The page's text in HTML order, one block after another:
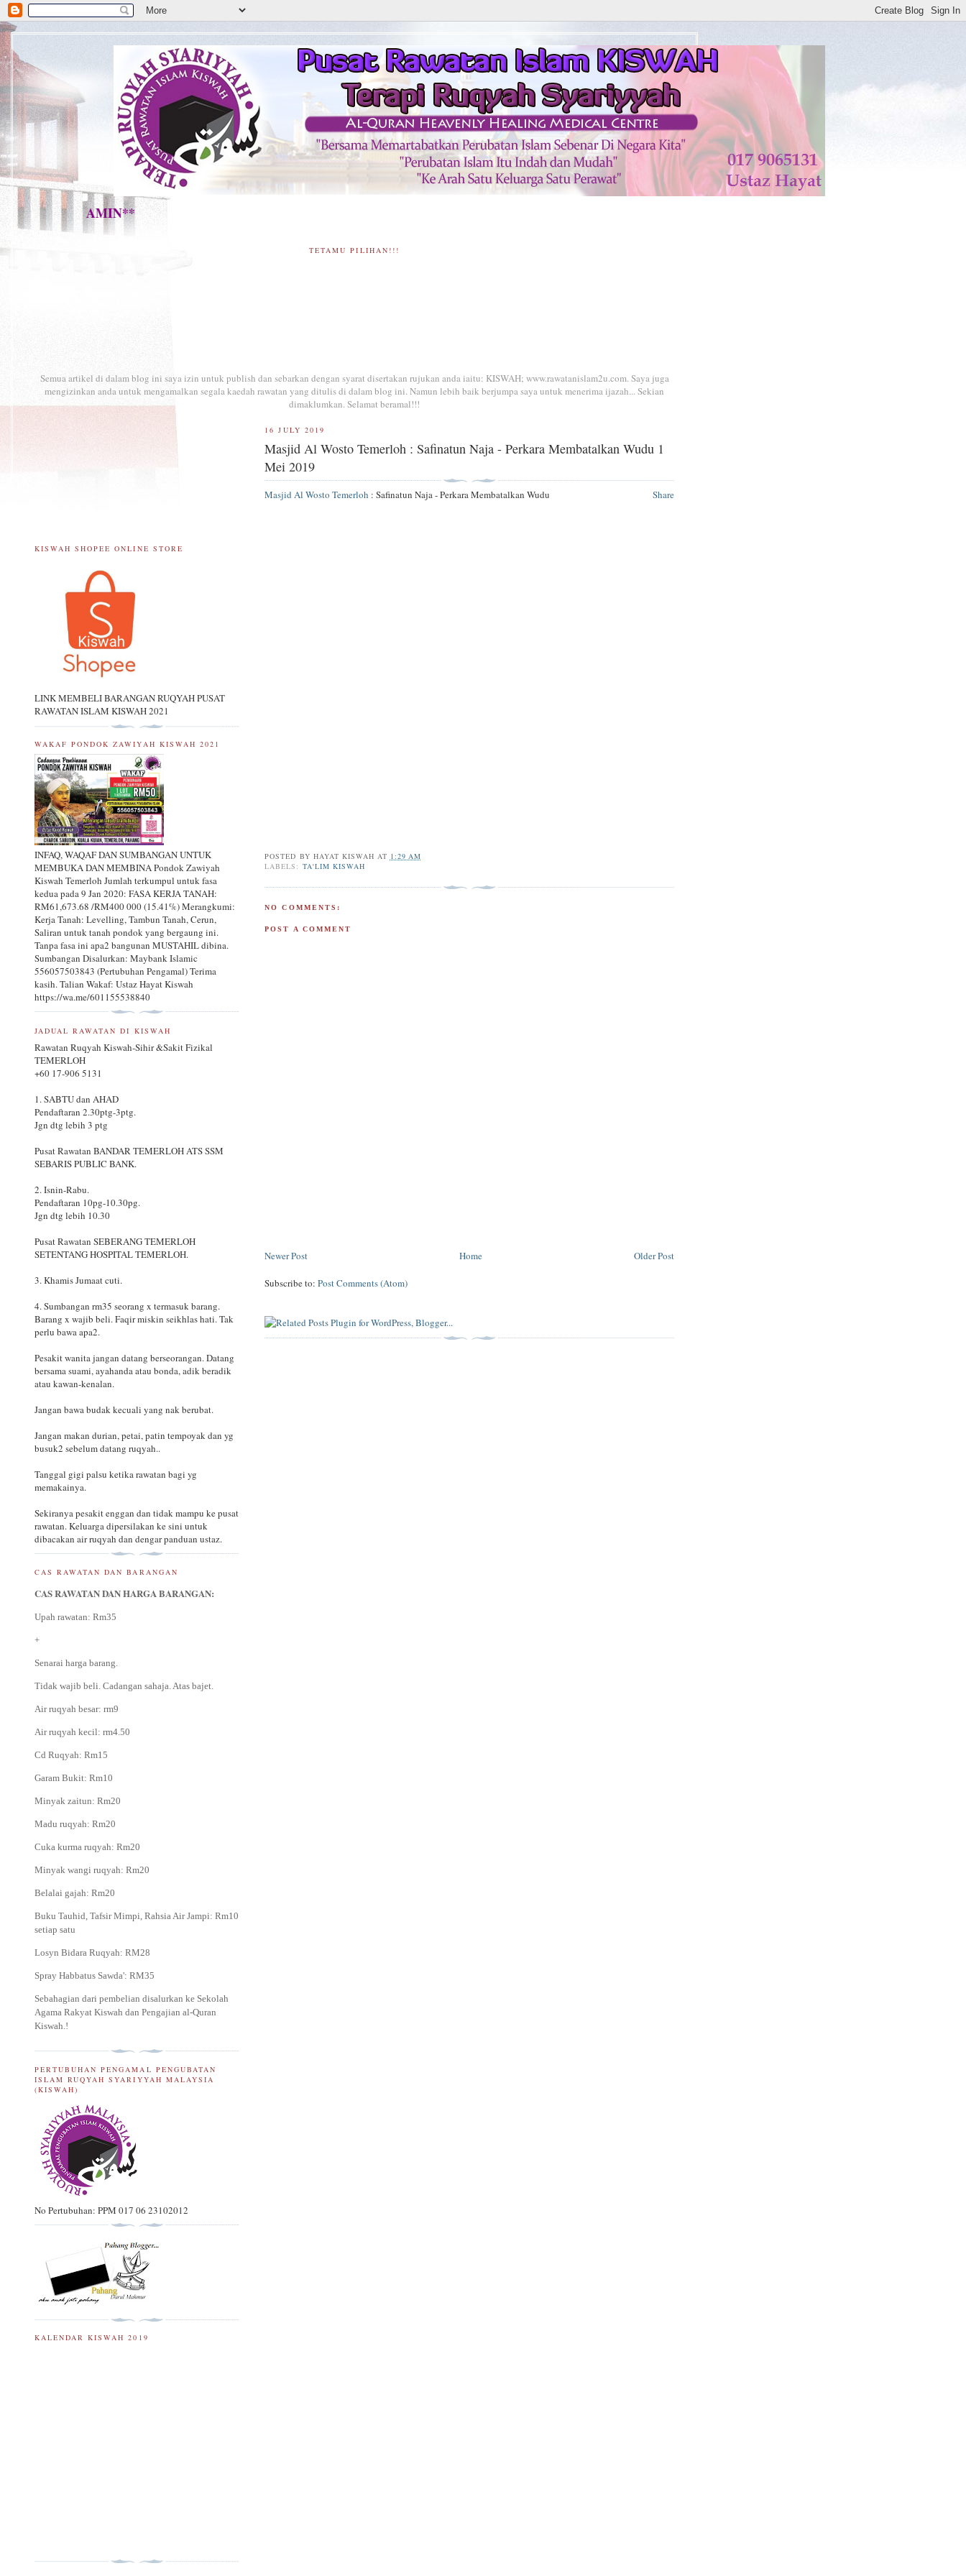
AMIN**
TETAMU PILIHAN!!!
Semua artikel di dalam blog ini saya izin untuk publish dan sebarkan dengan syarat disertakan rujukan anda iaitu: KISWAH; www.rawatanislam2u.com. Saya juga
mengizinkan anda untuk mengamalkan segala kaedah rawatan yang ditulis di dalam blog ini. Namun lebih baik berjumpa saya untuk menerima ijazah... Sekian
dimaklumkan. Selamat beramal!!!
16 JULY 2019
Masjid Al Wosto Temerloh : Safinatun Naja - Perkara Membatalkan Wudu 1
Mei 2019
Share
Masjid Al Wosto Temerloh : Safinatun Naja - Perkara Membatalkan Wudu
POSTED BY HAYAT KISWAH AT 1:29 AM
LABELS: TA'LIM KISWAH
NO COMMENTS:
POST A COMMENT
Newer Post Older Post
Home
Subscribe to:Post Comments (Atom)
KISWAH SHOPEE ONLINE STORE
LINK MEMBELI BARANGAN RUQYAH PUSAT
RAWATAN ISLAM KISWAH 2021
WAKAF PONDOK ZAWIYAH KISWAH 2021
INFAQ, WAQAF DAN SUMBANGAN UNTUK
MEMBUKA DAN MEMBINA Pondok Zawiyah
Kiswah Temerloh Jumlah terkumpul untuk fasa
kedua pada 9 Jan 2020: FASA KERJA TANAH:
RM61,673.68 /RM400 000 (15.41%) Merangkumi:
Kerja Tanah: Levelling, Tambun Tanah, Cerun,
Saliran untuk tanah pondok yang bergaung ini.
Tanpa fasa ini apa2 bangunan MUSTAHIL dibina.
Sumbangan Disalurkan: Maybank Islamic
556057503843 (Pertubuhan Pengamal) Terima
kasih. Talian Wakaf: Ustaz Hayat Kiswah
https://wa.me/601155538840
JADUAL RAWATAN DI KISWAH
Rawatan Ruqyah Kiswah-Sihir &Sakit Fizikal
TEMERLOH
+60 17-906 5131
1. SABTU dan AHAD
Pendaftaran 2.30ptg-3ptg.
Jgn dtg lebih 3 ptg
Pusat Rawatan BANDAR TEMERLOH ATS SSM
SEBARIS PUBLIC BANK.
2. Isnin-Rabu.
Pendaftaran 10pg-10.30pg.
Jgn dtg lebih 10.30
Pusat Rawatan SEBERANG TEMERLOH
SETENTANG HOSPITAL TEMERLOH.
3. Khamis Jumaat cuti.
4. Sumbangan rm35 seorang x termasuk barang.
Barang x wajib beli. Faqir miskin seikhlas hati. Tak
perlu bawa apa2.
Pesakit wanita jangan datang berseorangan. Datang
bersama suami, ayahanda atau bonda, adik beradik
atau kawan-kenalan.
Jangan bawa budak kecuali yang nak berubat.
Jangan makan durian, petai, patin tempoyak dan yg
busuk2 sebelum datang ruqyah..
Tanggal gigi palsu ketika rawatan bagi yg
memakainya.
Sekiranya pesakit enggan dan tidak mampu ke pusat
rawatan. Keluarga dipersilakan ke sini untuk
dibacakan air ruqyah dan dengar panduan ustaz.
CAS RAWATAN DAN BARANGAN
CAS RAWATAN DAN HARGA BARANGAN:
Upah rawatan: Rm35
+
Senarai harga barang.
Tidak wajib beli. Cadangan sahaja. Atas bajet.
Air ruqyah besar: rm9
Air ruqyah kecil: rm4.50
Cd Ruqyah: Rm15
Garam Bukit: Rm10
Minyak zaitun: Rm20
Madu ruqyah: Rm20
Cuka kurma ruqyah: Rm20
Minyak wangi ruqyah: Rm20
Belalai gajah: Rm20
Buku Tauhid, Tafsir Mimpi, Rahsia Air Jampi: Rm10
setiap satu
Losyn Bidara Ruqyah: RM28
Spray Habbatus Sawda': RM35
Sebahagian dari pembelian disalurkan ke Sekolah
Agama Rakyat Kiswah dan Pengajian al-Quran
Kiswah.!
PERTUBUHAN PENGAMAL PENGUBATAN
ISLAM RUQYAH SYARIYYAH MALAYSIA
(KISWAH)
No Pertubuhan: PPM 017 06 23102012
KALENDAR KISWAH 2019